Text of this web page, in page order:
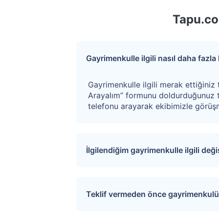
Gayrimenkulle ilgili nasıl daha
Gayrimenkulle ilgili merak ettiğiniz
Arayalım” formunu
telefonu arayarak ekibimizle
İlgilendiğim gayrimenkulle ilgili
Teklif vermeden önce